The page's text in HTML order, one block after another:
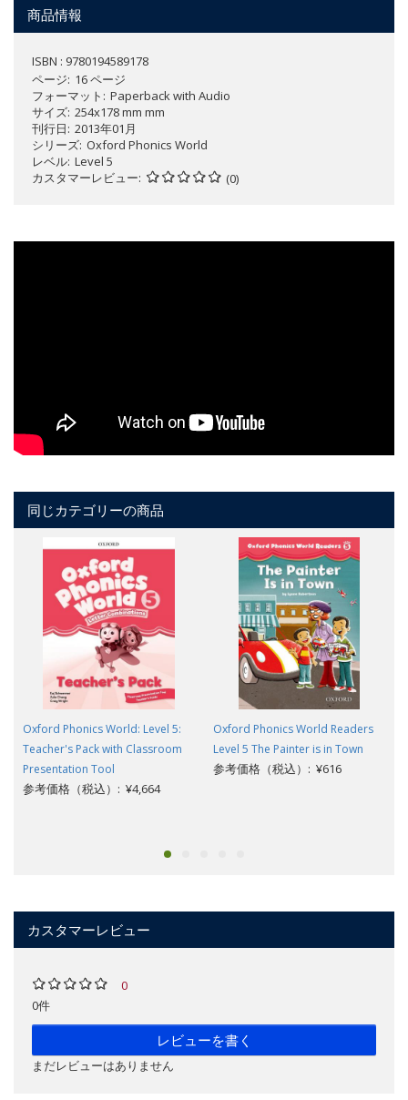
商品情報
ISBN : 9780194589178
ページ 16 ページ
フォーマット
Paperback with Audio
サイズ 254x178 mm mm
刊行日 2013年01月
シリーズ Oxford Phonics World
レベル Level 5
カスタマーレビュー
(0)
同じカテゴリーの商品
Oxford Phonics World: Level 5:
Teacher's Pack with Classroom
Presentation Tool
参考価格（税込）: ¥4,664
Oxford Phonics World Readers
Level 5 The Painter is in Town
参考価格（税込）: ¥616
カスタマーレビュー
0
0件
レビューを書く
まだレビューはありません